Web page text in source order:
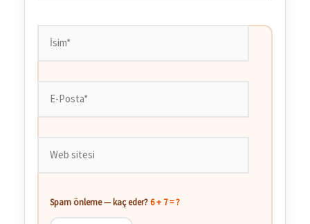
Spam önleme — kaç eder?6 + 7 = ?